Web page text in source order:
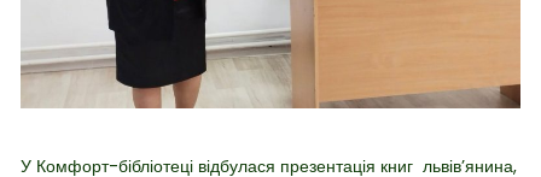
У Комфорт-бібліотеці відбулася презентація книг львів’янина,